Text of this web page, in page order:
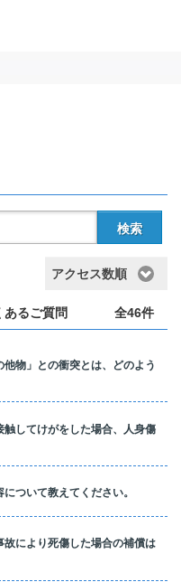
検索
アクセス数順
あるご質問 全46件
他物」との衝突とは、どのよう
触してけがをした場合、人身傷
ついて教えてください。
故により死傷した場合の補償は